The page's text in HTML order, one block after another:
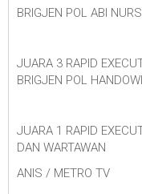
BRIGJEN POL ABI
JUARA 3 RAPID
BRIGJEN POL
JUARA 1 RAPID
DAN WARTAWAN
ANIS / METRO TV